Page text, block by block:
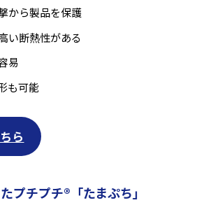
から製品を保護
い断熱性がある
易
も可能
ら
プチプチ® 「たまぷち 」